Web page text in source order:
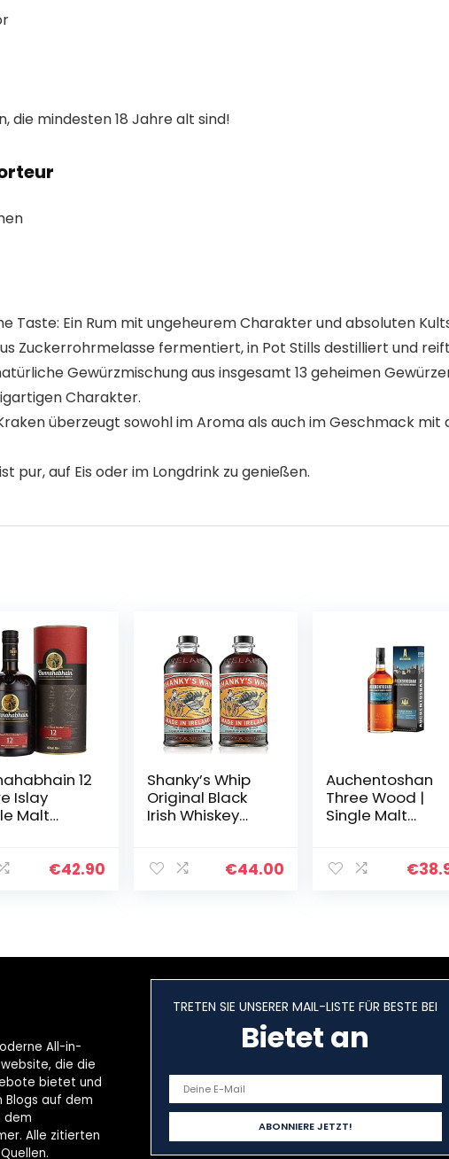
die mindesten 18 Jahre alt sind!
Taste: Ein Rum mit ungeheurem Charakter und absoluten
aus Zuckerrohrmelasse fermentiert, in Pot Stills destilliert und
natürliche Gewürzmischung aus insgesamt 13 geheimen
Charakter.
Kraken überzeugt sowohl im Aroma als auch im Geschmack
ist pur, auf Eis oder im Longdrink zu genießen.
12
Islay
Malt
€42.90
Shanky’s Whip
Original Black
Irish Whiskey
Whiskey-Likör
€44.00
Auchentoshan
Three Wood |
Single Malt
Geschenkverpa
€
All-in-
die die
bietet und
Blogs auf dem
dem
Alle zitierten
TRETEN SIE UNSERER MAIL-LISTE FÜR BESTE BEI
Bietet an